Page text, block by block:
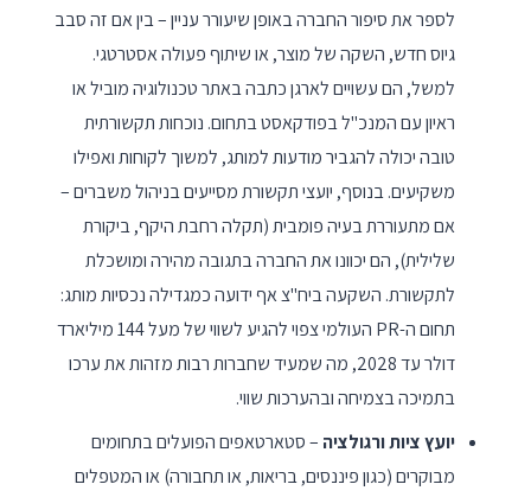
לספר את סיפור החברה באופן שיעורר עניין – בין אם זה סבב
גיוס חדש, השקה של מוצר, או שיתוף פעולה אסטרטגי.
למשל, הם עשויים לארגן כתבה באתר טכנולוגיה מוביל או
ראיון עם המנכ"ל בפודקאסט בתחום. נוכחות תקשורתית
טובה יכולה להגביר מודעות למותג, למשוך לקוחות ואפילו
משקיעים. בנוסף, יועצי תקשורת מסייעים בניהול משברים –
אם מתעוררת בעיה פומבית (תקלה רחבת היקף, ביקורת
שלילית), הם יכוונו את החברה בתגובה מהירה ומושכלת
לתקשורת. השקעה ביח"צ אף ידועה כמגדילה נכסיות מותג:
תחום ה-PR העולמי צפוי להגיע לשווי של מעל 144 מיליארד
דולר עד 2028, מה שמעיד שחברות רבות מזהות את ערכו
בתמיכה בצמיחה ובהערכות שווי.
יועץ ציות ורגולציה – סטארטאפים הפועלים בתחומים
מבוקרים (כגון פיננסים, בריאות, או תחבורה) או המטפלים